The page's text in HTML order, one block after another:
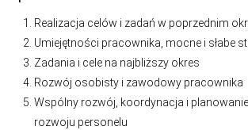
Realizacja celów i zadań w poprzednim
Umiejętności pracownika, mocne i słabe
Zadania i cele na najbliższy okres
Rozwój osobisty i zawodowy pracownika
Wspólny rozwój, koordynacja i planowanie
rozwoju personelu